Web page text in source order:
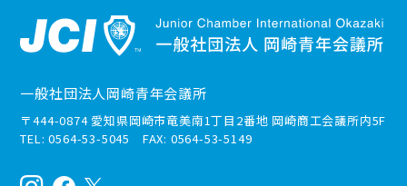
一般社団法人岡崎青年会議所
〒444-0874 愛知県岡崎市竜美南1丁目2番地 岡崎商工会議所内5F
TEL: 0564-53-5045 FAX: 0564-53-5149